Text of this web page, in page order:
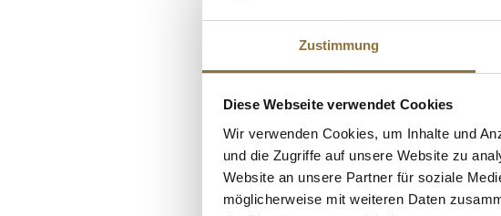
Zustimmung
Diese Webseite verwendet Cookies
Wir verwenden Cookies, um Inhalte und
und die Zugriffe auf unsere Website zu
Website an unsere Partner für soziale
möglicherweise mit weiteren Daten
Rebsorte
Verschluss
ZUTATEN/PRODUKTINFO
Schaumwein, weiß, brut
Verantwortlicher Unternehmer:
ALLERGENE